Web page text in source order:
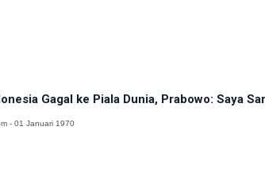
Gagal ke Piala Dunia, Prabowo: Saya
- 01 Januari 1970